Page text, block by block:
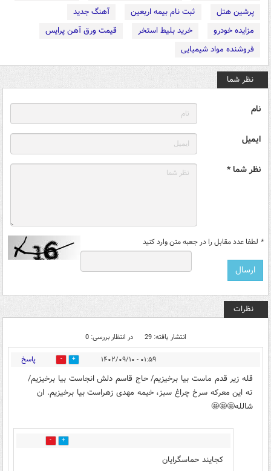
پرشین هتل
ثبت نام بیمه اربعین
آهنگ جدید
مزایده خودرو
خرید بلیط استخر
قیمت ورق آهن پرایس
فروشنده مواد شیمیایی
نظر شما
نام
ایمیل
نظر شما *
* لطفا عدد مقابل را در جعبه متن وارد کنید
نظرات
انتشار یافته: 29 در انتظار بررسی: 0
۰۱:۵۹ - ۱۴۰۲/۰۹/۱۰ 22 پاسخ
قله زیر قدم ماست بیا برخیزیم/ حاج قاسم دلش انجاست بیا برخیزیم/
ته این معرکه سرخ چراغ سبز، خیمه مهدی زهراست بیا برخیزیم. ان
شالله🤩🤩🤩
2
کجایند حماسگرایان